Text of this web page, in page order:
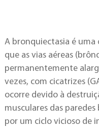
A bronquiectasia é
que as vias aéreas
permanentemente
vezes, com cicatrizes
ocorre devido à
musculares das
por um ciclo vicioso de